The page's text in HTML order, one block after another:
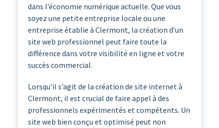
dans l’économie numérique actuelle. Que vous
soyez une petite entreprise locale ou une
entreprise établie à Clermont, la création d’un
site web professionnel peut faire toute la
différence dans votre visibilité en ligne et votre
succès commercial.
Lorsqu’il s’agit de la création de site internet à
Clermont, il est crucial de faire appel à des
professionnels expérimentés et compétents. Un
site web bien conçu et optimisé peut non